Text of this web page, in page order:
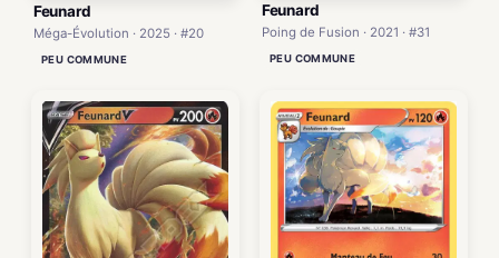
Feunard
Méga-Évolution · 2025 · #20
PEU COMMUNE
Feunard
Poing de Fusion · 2021 · #31
PEU COMMUNE